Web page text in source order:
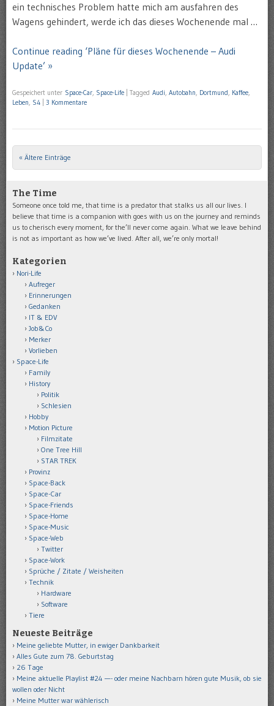
ein technisches Problem hatte mich am ausfahren des
Wagens gehindert, werde ich das dieses Wochenende mal …
Continue reading ‘Pläne für dieses Wochenende – Audi
Update’ »
Gespeichert unter Space-Car, Space-Life Tagged Audi, Autobahn, Dortmund, Kaffee,
Leben, S4 3 Kommentare
Post navigation
« Ältere Einträge
The Time
Someone once told me, that time is a predator that stalks us all our lives. I
believe that time is a companion with goes with us on the journey and reminds
us to cherisch every moment, for the’ll never come again. What we leave behind
is not as important as how we’ve lived. After all, we’re only mortal!
Kategorien
Nori-Life
Aufreger
Erinnerungen
Gedanken
IT & EDV
Job&Co
Merker
Vorlieben
Space-Life
Family
History
Politik
Schlesien
Hobby
Motion Picture
Filmzitate
One Tree Hill
STAR TREK
Provinz
Space-Back
Space-Car
Space-Friends
Space-Home
Space-Music
Space-Web
Twitter
Space-Work
Sprüche / Zitate / Weisheiten
Technik
Hardware
Software
Tiere
Neueste Beiträge
Meine geliebte Mutter, in ewiger Dankbarkeit
Alles Gute zum 78. Geburtstag
26 Tage
Meine aktuelle Playlist #24 —- oder meine Nachbarn hören gute Musik, ob sie
wollen oder Nicht
Meine Mutter war wählerisch